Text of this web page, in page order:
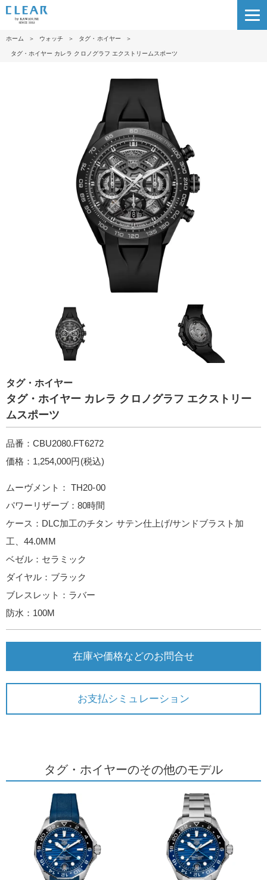
ホーム ＞ ウォッチ ＞ タグ・ホイヤー ＞
タグ・ホイヤー カレラ クロノグラフ エクストリームスポーツ
タグ・ホイヤー
タグ・ホイヤー カレラ クロノグラフ エクストリー
ムスポーツ
品番：CBU2080.FT6272
価格：1,254,000円(税込)
ムーヴメント： TH20-00
パワーリザーブ：80時間
ケース：DLC加工のチタン サテン仕上げ/サンドブラスト加
工、44.0MM
ベゼル：セラミック
ダイヤル：ブラック
ブレスレット：ラバー
防水：100M
在庫や価格などのお問合せ
お支払シミュレーション
タグ・ホイヤーのその他のモデル